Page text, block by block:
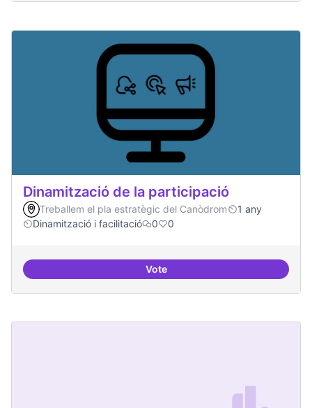
Dinamització de la participació
Treballem el pla estratègic del Canòdrom
1 any
Dinamització i facilitació
0 0
VoteDinamització de la participació